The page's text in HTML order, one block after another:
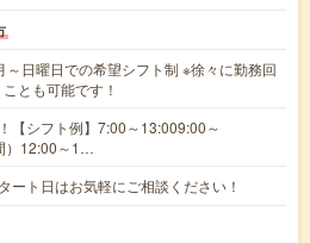
日曜日での希望シフト制 ※徐々に勤務回
とも可能です！
【シフト例】7:00～13:009:00～
）12:00～1…
ト日はお気軽にご相談ください！